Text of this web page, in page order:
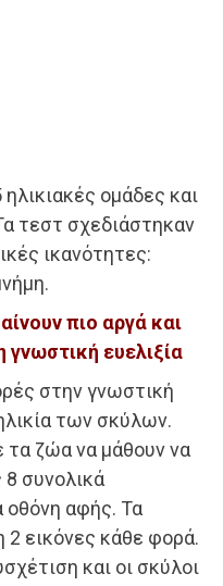
ομάδες και
τεστ σχεδιάστηκαν
ικανότητες:
πιο αργά και
ευελιξία
στην γνωστική
των σκύλων.
ζώα να μάθουν να
συνολικά
οθόνη αφής. Τα
2 εικόνες κάθε φορά.
και οι σκύλοι